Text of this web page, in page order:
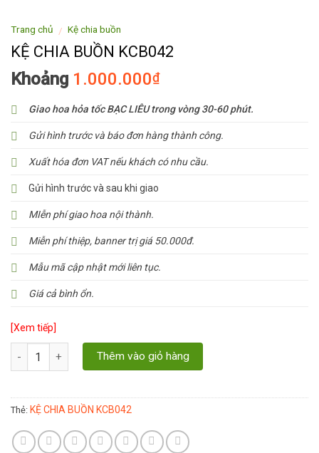
Trang chủ / Kệ chia buồn
KỆ CHIA BUỒN KCB042
Khoảng 1.000.000₫
Giao hoa hỏa tốc BẠC LIÊU trong vòng 30-60 phút.
Gửi hình trước và báo đơn hàng thành công.
Xuất hóa đơn VAT nếu khách có nhu cầu.
Gửi hình trước và sau khi giao
MIễn phí giao hoa nội thành.
Miễn phí thiệp, banner trị giá 50.000đ.
Mẫu mã cập nhật mới liên tục.
Giá cả bình ổn.
[Xem tiếp]
Số lượng Thêm vào giỏ hàng
Thẻ: KỆ CHIA BUỒN KCB042